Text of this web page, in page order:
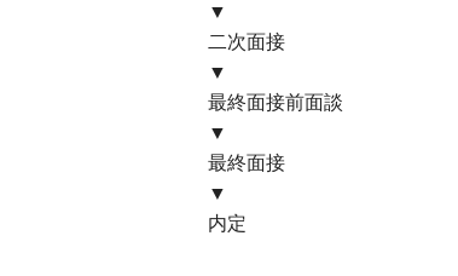
▼
二次面接
▼
最終面接前面談
▼
最終面接
▼
内定